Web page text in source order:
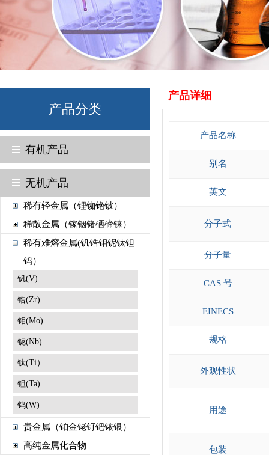
产品分类
有机产品
无机产品
稀有轻金属（锂铷铯铍）
稀散金属（镓铟锗硒碲铼）
稀有难熔金属(钒锆钼铌钛钽
钨）
钒(V)
锆(Zr)
钼(Mo)
铌(Nb)
钛(Ti）
钽(Ta)
钨(W)
贵金属（铂金铑钌钯铱银）
高纯金属化合物
产品详细
产品名称
别名
英文
分子式
分子量
CAS 号
EINECS
规格
外观性状
用途
包装